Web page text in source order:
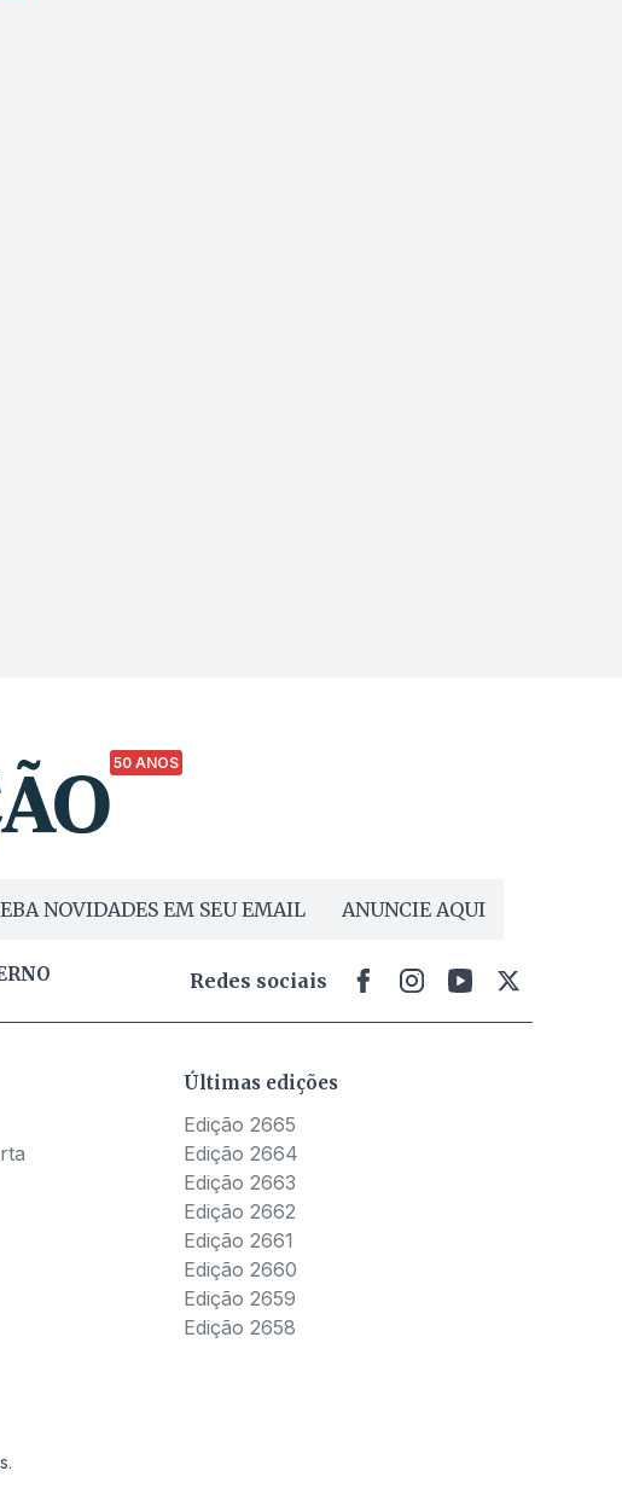
50 ANOS
NOVIDADES EM SEU EMAIL ANUNCIE AQUI
Redes sociais
Últimas edições
Edição 2665
Edição 2664
Edição 2663
Edição 2662
Edição 2661
Edição 2660
Edição 2659
Edição 2658